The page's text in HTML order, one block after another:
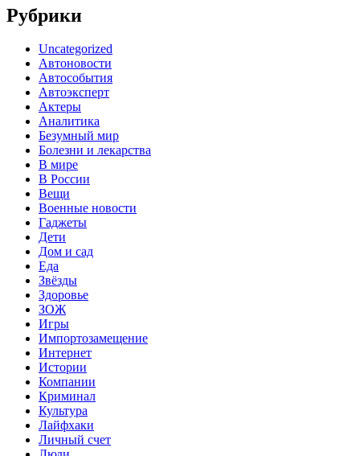
Рубрики
Uncategorized
Автоновости
Автособытия
Автоэксперт
Актеры
Аналитика
Безумный мир
Болезни и лекарства
В мире
В России
Вещи
Военные новости
Гаджеты
Дети
Дом и сад
Еда
Звёзды
Здоровье
ЗОЖ
Игры
Импортозамещение
Интернет
Истории
Компании
Криминал
Культура
Лайфхаки
Личный счет